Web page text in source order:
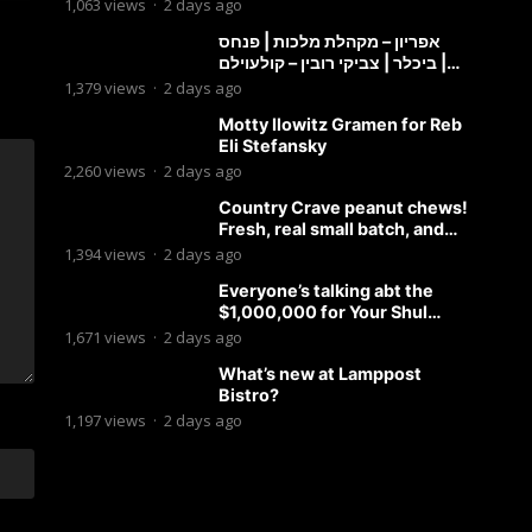
אפריון – מקהלת מלכות | פנחס
ביכלר | צביקי רובין – קולעוילם |
Malchus Choir, Tzviki Rubin
1,379views · 2 days ago
Motty Ilowitz Gramen for Reb
Eli Stefansky
2,260views · 2 days ago
Country Crave peanut chews!
Fresh, real small batch, and
soft! – Status Island
1,394views · 2 days ago
Everyone’s talking abt the
$1,000,000 for Your Shul
Tosfos Yom Tov “No Talking by
1,671 views · 2 days ago
What’s new at Lamppost
Bistro?
1,197views · 2 days ago